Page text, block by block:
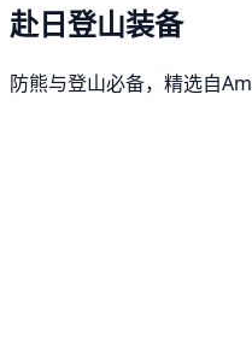
赴日登山装备
防熊与登山必备，精选自